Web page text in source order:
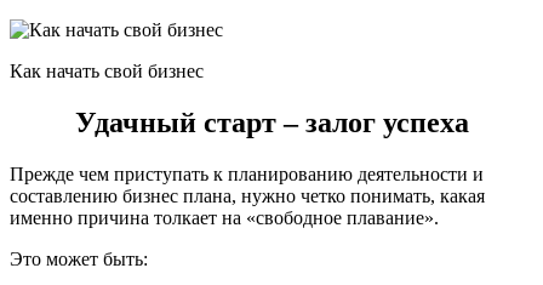
Как начать свой бизнес
Удачный старт – залог успеха
Прежде чем приступать к планированию деятельности и
составлению бизнес плана, нужно четко понимать, какая
именно причина толкает на «свободное плавание».
Это может быть: